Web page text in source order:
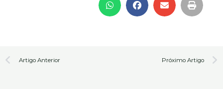
Prev
Artigo Anterior Próximo Artigo